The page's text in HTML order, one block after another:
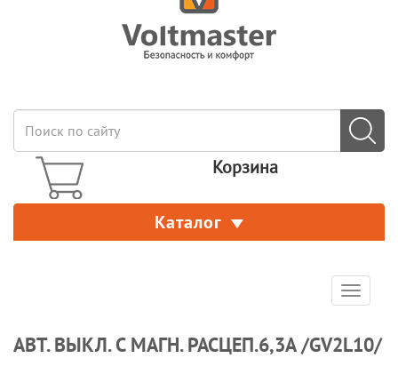
Корзина
Каталог
Toggle
АВТ. ВЫКЛ. С МАГН. РАСЦЕП.6,3A /GV2L10/